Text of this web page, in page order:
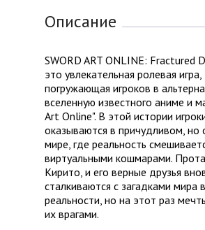
Описание
SWORD ART ONLINE: Fractured
это увлекательная ролевая игра,
погружающая игроков в
вселенную известного аниме и
Art Online". В этой истории
оказываются в причудливом, но
мире, где реальность
виртуальными кошмарами.
Кирито, и его верные друзья
сталкиваются с загадками мира
реальности, но на этот раз
их врагами.